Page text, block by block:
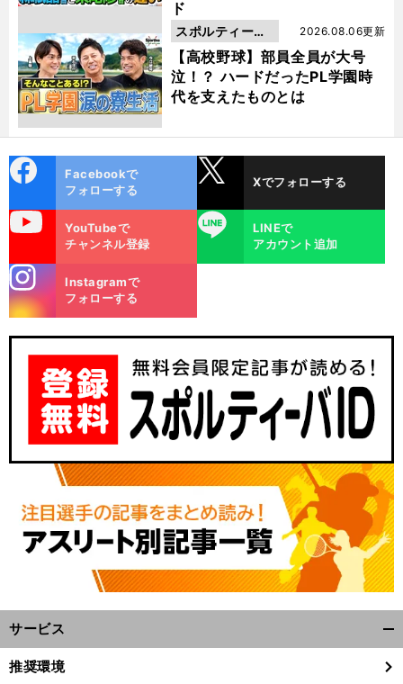
ド
【高校野球】部員全員が大号
泣！？ ハードだったPL学園時
代を支えたものとは
2026.08.06更新
スポルティーバ
動画
ok
Facebookで
フォローする
Xでフォローする
YouTubeで
チャンネル登録
LINE
LINEで
アカウント追加
m
Instagramで
フォローする
サービス
閉
推奨環境